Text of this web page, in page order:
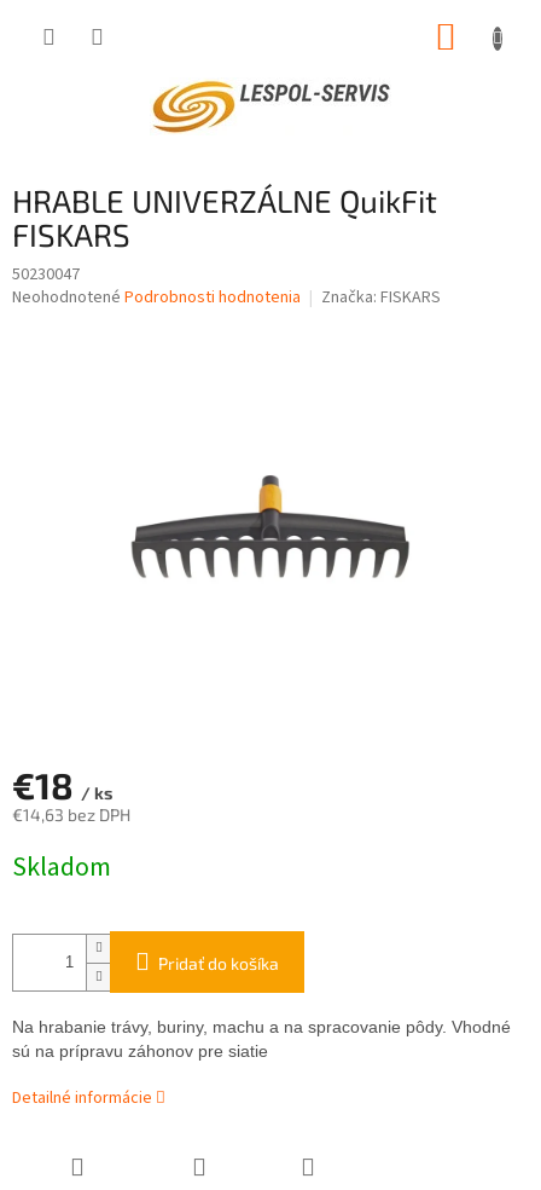
HRABLE UNIVERZÁLNE QuikFit
FISKARS
50230047
Priemerné
Neohodnotené Podrobnosti hodnotenia Značka: FISKARS
€18 / ks
€14,63 bez DPH
cena:
Skladom
Pridať do košíka
Na hrabanie trávy, buriny, machu a na spracovanie pôdy. Vhodné
sú na prípravu záhonov pre siatie
Detailné informácie